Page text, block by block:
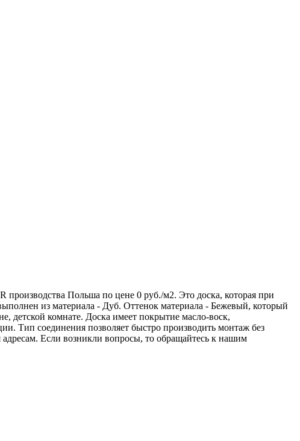
Польша по цене 0 руб./м2. Это доска, которая при
из материала - Дуб. Оттенок материала - Бежевый, который
детской комнате. Доска имеет покрытие масло-воск,
Тип соединения позволяет быстро производить монтаж без
Если возникли вопросы, то обращайтесь к нашим